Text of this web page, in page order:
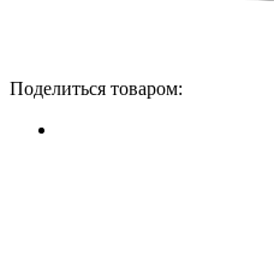
Поделиться товаром: